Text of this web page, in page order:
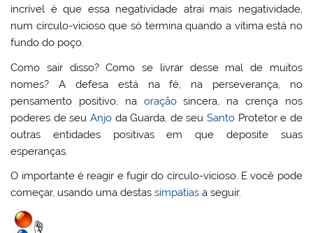
incrível é que essa negatividade atrai mais negatividade,
num círculo-vicioso que só termina quando a vítima está no
fundo do poço.
Como sair disso? Como se livrar desse mal de muitos
nomes? A defesa está na fé, na perseverança, no
pensamento positivo, na oraçãosincera, na crença nos
poderes de seu Anjo da Guarda, de seuSanto Protetor e de
outras entidades positivas em que deposite suas
esperanças.
O importante é reagir e fugir do círculo-vicioso. E você pode
começar, usando uma destassimpatias a seguir.